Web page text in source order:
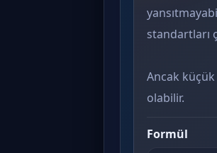
standartları
Ancak
olabilir.
Formül